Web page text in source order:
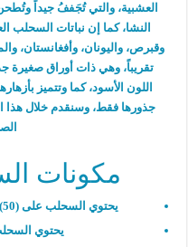
العشبية، والتي تُجَففُ جيداً
النشا، كما إن نباتات السحلب
تقريباً، وهي ذات أوراق صغيرة
اللون الأسود، كما وتتميز
جذورها فقط، وسنقدم خلال هذا
مكونات
يحتوي السحلب على (50)% من المواد الهلامية والبروتينات.
يحتوي